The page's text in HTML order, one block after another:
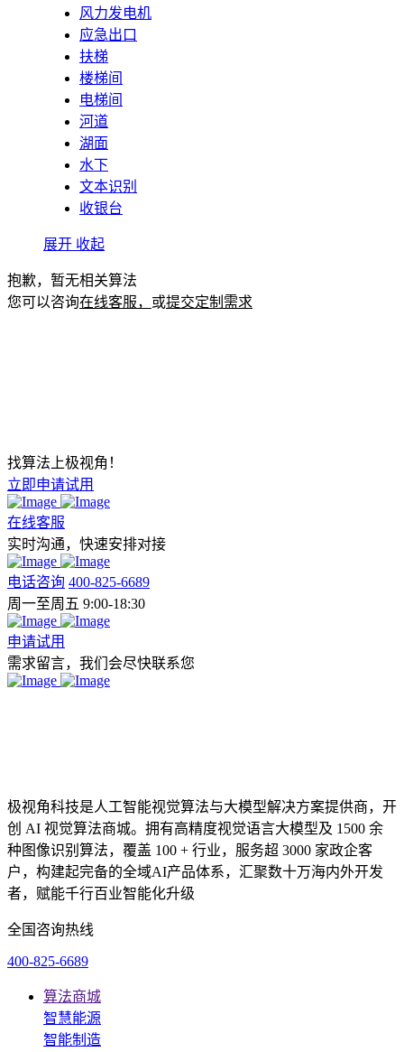
风力发电机
应急出口
扶梯
楼梯间
电梯间
河道
湖面
水下
文本识别
收银台
展开 收起
抱歉，暂无相关算法
您可以咨询在线客服， 或提交定制需求
找算法上极视角！
立即申请试用
在线客服
实时沟通，快速安排对接
电话咨询 400-825-6689
周一至周五 9:00-18:30
申请试用
需求留言，我们会尽快联系您
极视角科技是人工智能视觉算法与大模型解决方案提供商，开
创 AI 视觉算法商城。拥有高精度视觉语言大模型及 1500 余
种图像识别算法，覆盖 100 + 行业，服务超 3000 家政企客
户，构建起完备的全域AI产品体系，汇聚数十万海内外开发
者，赋能千行百业智能化升级
全国咨询热线
400-825-6689
算法商城
智慧能源
智能制造